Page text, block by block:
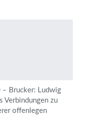
– Brucker: Ludwig
Verbindungen zu
offenlegen